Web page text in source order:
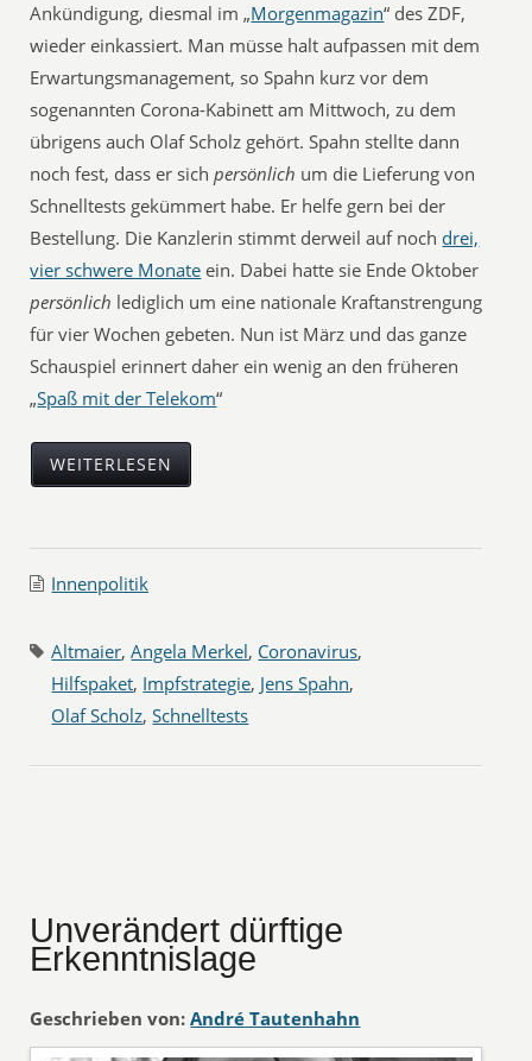
Ankündigung, diesmal im „Morgenmagazin“ des ZDF,
wieder einkassiert. Man müsse halt aufpassen mit dem
Erwartungsmanagement, so Spahn kurz vor dem
sogenannten Corona-Kabinett am Mittwoch, zu dem
übrigens auch Olaf Scholz gehört. Spahn stellte dann
noch fest, dass er sichpersönlich um die Lieferung von
Schnelltests gekümmert habe. Er helfe gern bei der
Bestellung. Die Kanzlerin stimmt derweil auf noch drei,
vier schwere Monate ein. Dabei hatte sie Ende Oktober
persönlich lediglich um eine nationale Kraftanstrengung
für vier Wochen gebeten. Nun ist März und das ganze
Schauspiel erinnert daher ein wenig an den früheren
„Spaß mit der Telekom“
WEITERLESEN
Innenpolitik
Altmaier,Angela Merkel, Coronavirus,
Hilfspaket, Impfstrategie, Jens Spahn,
Olaf Scholz,Schnelltests
Unverändert dürftige
Erkenntnislage
Geschrieben von: André Tautenhahn